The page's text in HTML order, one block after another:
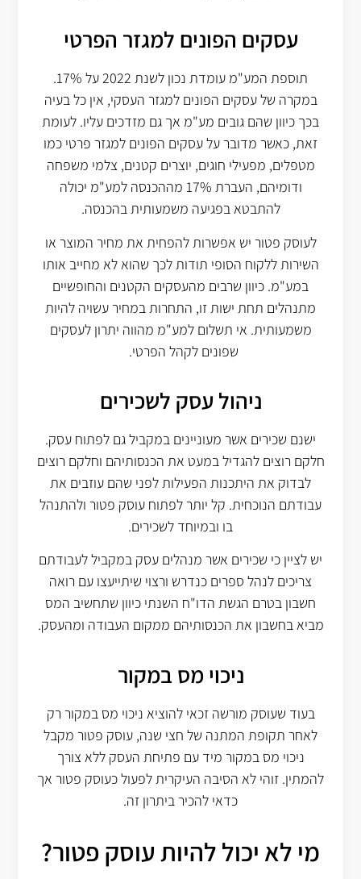
עסקים הפונים למגזר הפרטי
תוספת המע"מ עומדת נכון לשנת 2022 על 17%.
במקרה של עסקים הפונים למגזר העסקי, אין כל בעיה
בכך כיוון שהם גובים מע"מ אך גם מזדכים עליו. לעומת
זאת, כאשר מדובר על עסקים הפונים למגזר פרטי כמו
מטפלים, מפעילי חוגים, יוצרים קטנים, צלמי משפחה
ודומיהם, העברת 17% מההכנסה למע"מ יכולה
להתבטא בפגיעה משמעותית בהכנסה.
לעוסק פטור יש אפשרות להפחית את מחיר המוצר או
השירות ללקוח הסופי תודות לכך שהוא לא מחייב אותו
במע"מ. כיוון שרבים מהעסקים הקטנים והחופשיים
מתנהלים תחת ישות זו, התחרות במחיר עשויה להיות
משמעותית. אי תשלום למע"מ מהווה יתרון לעסקים
שפונים לקהל הפרטי.
ניהול עסק לשכירים
ישנם שכירים אשר מעוניינים במקביל גם לפתוח עסק.
חלקם רוצים להגדיל במעט את הכנסותיהם וחלקם רוצים
לבדוק את היתכנות הפעילות לפני שהם עוזבים את
עבודתם הנוכחית. קל יותר לפתוח עוסק פטור ולהתנהל
בו ובמיוחד לשכירים.
יש לציין כי שכירים אשר מנהלים עסק במקביל לעבודתם
צריכים לנהל ספרים כנדרש ורצוי שיתייעצו עם רואה
חשבון בטרם הגשת הדו"ח השנתי כיוון שתחשיב המס
מביא בחשבון את הכנסותיהם ממקום העבודה ומהעסק.
ניכוי מס במקור
בעוד שעוסק מורשה זכאי להוציא ניכוי מס במקור רק
לאחר תקופת המתנה של חצי שנה, עוסק פטור מקבל
ניכוי מס במקור מיד עם פתיחת העסק ללא צורך
להמתין. זוהי לא הסיבה העיקרית לפעול כעוסק פטור אך
כדאי להכיר ביתרון זה.
מי לא יכול להיות עוסק פטור?